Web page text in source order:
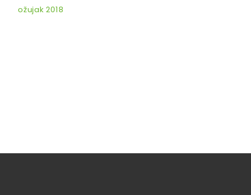
ožujak 2018